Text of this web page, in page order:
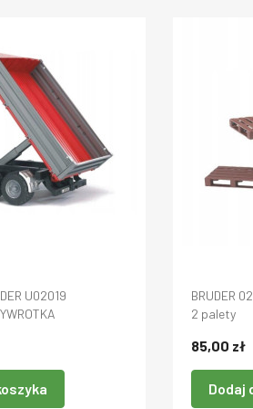
U02019
BRUDER
2 palety
85,00 zł
Dodaj